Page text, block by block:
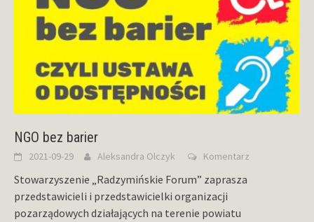
NGO bez barier
2021-09-29 Aleksandra Olczyk Komentarz
Stowarzyszenie „Radzymińskie Forum” zaprasza
przedstawicieli i przedstawicielki organizacji
pozarządowych działających na terenie powiatu